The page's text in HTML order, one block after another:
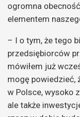
ogromna
elementem
– I o tym, że tego
przedsiębiorców
mówiłem już
mogę powiedzieć,
w Polsce, wysoko
ale także